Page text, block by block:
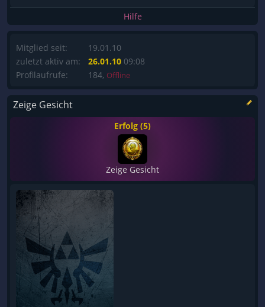
Hilfe
Mitglied seit:
zuletzt aktiv am:
Profilaufrufe:
19.01.10
26.01.10 09:08
184, Offline
Zeige Gesicht
Erfolg (5)
Zeige Gesicht